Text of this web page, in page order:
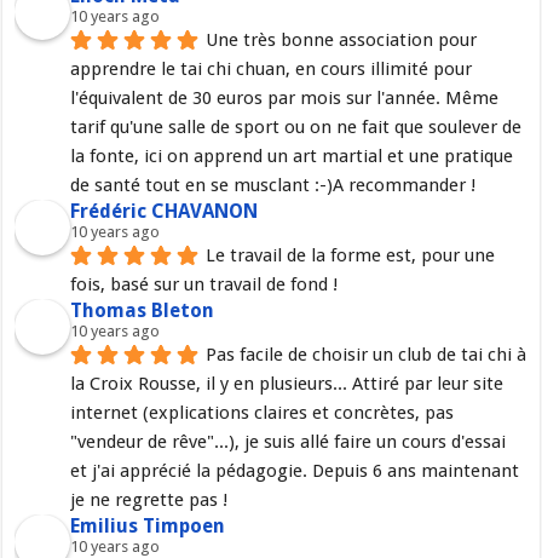
10 years ago
Une très bonne association pour
apprendre le tai chi chuan, en cours illimité pour
l'équivalent de 30 euros par mois sur l'année. Même
tarif qu'une salle de sport ou on ne fait que soulever de
la fonte, ici on apprend un art martial et une pratique
de santé tout en se musclant :-)A recommander !
Frédéric CHAVANON
10 years ago
Le travail de la forme est, pour une
fois, basé sur un travail de fond !
Thomas Bleton
10 years ago
Pas facile de choisir un club de tai chi à
la Croix Rousse, il y en plusieurs... Attiré par leur site
internet (explications claires et concrètes, pas
"vendeur de rêve"...), je suis allé faire un cours d'essai
et j'ai apprécié la pédagogie. Depuis 6 ans maintenant
je ne regrette pas !
Emilius Timpoen
10 years ago